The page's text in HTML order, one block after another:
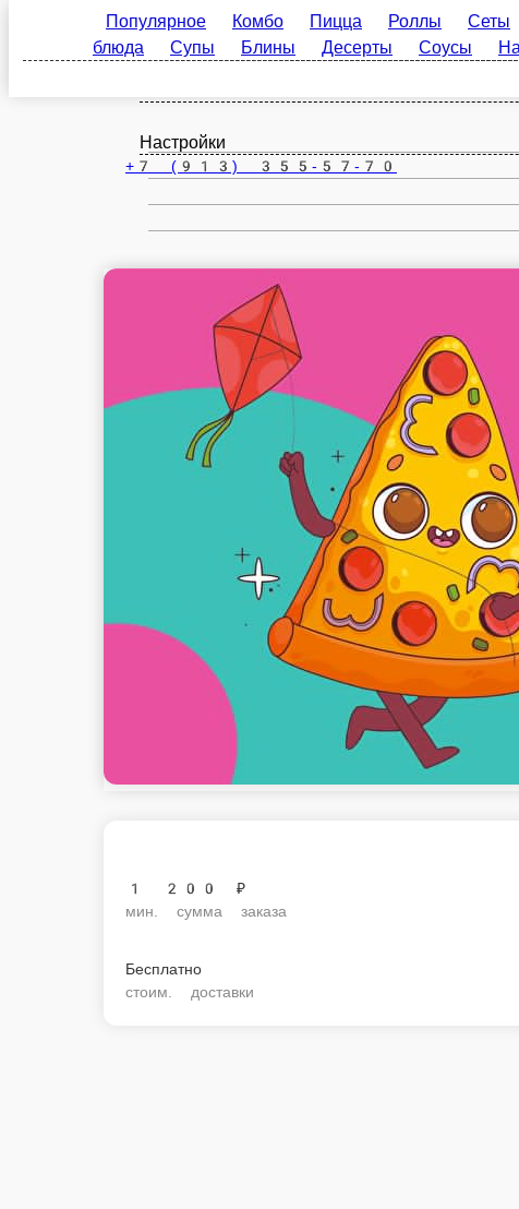
Кызыл
Настройки
+7 (913) 355-57-70
1 200 ₽
мин. сумма заказа
Бесплатно
стоим. доставки
Популярное Комбо Пицца Роллы Сеты
блюда
Супы Блины Десерты Соусы